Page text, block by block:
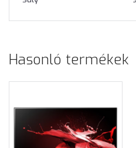
Hasonló termékek